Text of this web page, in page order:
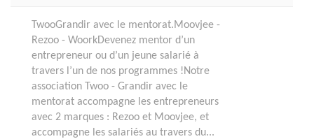
TwooGrandir avec le mentorat.Moovjee -
Rezoo - WoorkDevenez mentor d’un
entrepreneur ou d’un jeune salarié à
travers l’un de nos programmes !Notre
association Twoo - Grandir avec le
mentorat accompagne les entrepreneurs
avec 2 marques : Rezoo et Moovjee, et
accompagne les salariés au travers du...